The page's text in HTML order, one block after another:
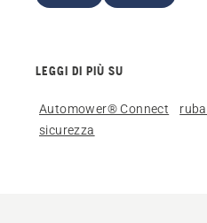
LEGGI DI PIÙ SU
Automower® Connect
sicurezza